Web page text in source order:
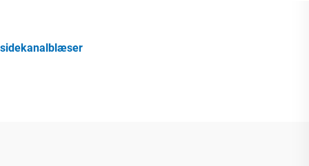
sidekanalblæser